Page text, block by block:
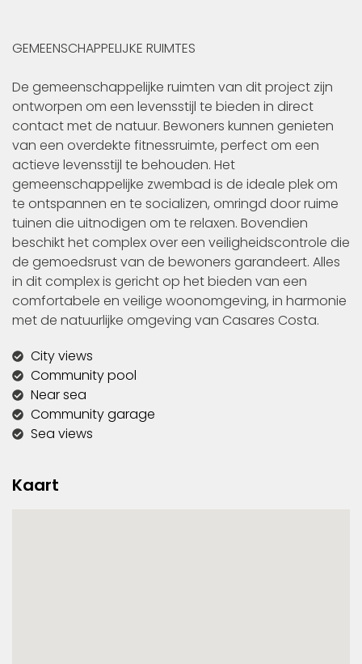
GEMEENSCHAPPELIJKE RUIMTES
De gemeenschappelijke ruimten van dit project zijn
ontworpen om een levensstijl te bieden in direct
contact met de natuur. Bewoners kunnen genieten
van een overdekte fitnessruimte, perfect om een
actieve levensstijl te behouden. Het
gemeenschappelijke zwembad is de ideale plek om
te ontspannen en te socializen, omringd door ruime
tuinen die uitnodigen om te relaxen. Bovendien
beschikt het complex over een veiligheidscontrole die
de gemoedsrust van de bewoners garandeert. Alles
in dit complex is gericht op het bieden van een
comfortabele en veilige woonomgeving, in harmonie
met de natuurlijke omgeving van Casares Costa.
City views
Community pool
Near sea
Community garage
Sea views
Kaart